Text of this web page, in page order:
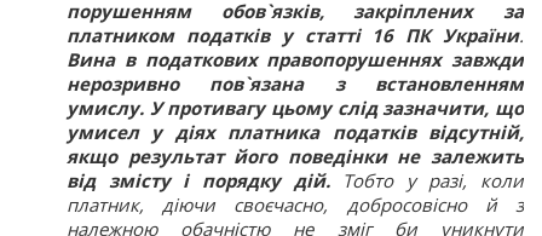
порушенням обов`язків, закріплених за
платником податків у статті 16 ПК України.
Вина в податкових правопорушеннях завжди
нерозривно пов`язана з встановленням
умислу. У противагу цьому слід зазначити, що
умисел у діях платника податків відсутній,
якщо результат його поведінки не залежить
від змісту і порядку дій. Тобто у разі, коли
платник, діючи своєчасно, добросовісно й з
належною обачністю не зміг би уникнути